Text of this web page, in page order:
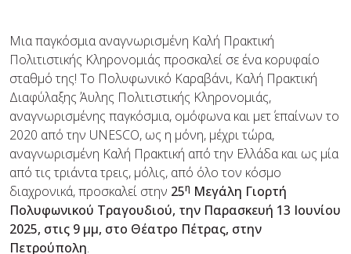
Μια παγκόσμια αναγνωρισμένη Καλή Πρακτική
Πολιτιστικής Κληρονομιάς προσκαλεί σε ένα κορυφαίο
σταθμό της! Το Πολυφωνικό Kαραβάνι, Καλή Πρακτική
Διαφύλαξης Άυλης Πoλιτιστικής Κληρονομιάς,
αναγνωρισμένης παγκόσμια, ομόφωνα και μετ΄ επαίνων το
2020 από την UNESCO, ως η μόνη, μέχρι τώρα,
αναγνωρισμένη Καλή Πρακτική από την Ελλάδα και ως μία
από τις τριάντα τρεις, μόλις, από όλο τον κόσμο
διαχρονικά, προσκαλεί στην 25η Μεγάλη Γιορτή
Πολυφωνικού Τραγουδιού, την Παρασκευή 13 Ιουνίου
2025, στις 9 μμ, στο Θέατρο Πέτρας, στην
Πετρούπολη.